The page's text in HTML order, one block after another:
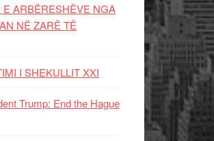
ARBËRESHËVE NGA
NË ZARË TË
I SHEKULLIT XXI
Trump: End the Hague